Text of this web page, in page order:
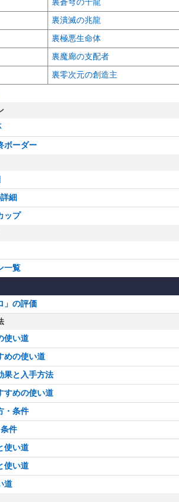
裏潰滅の兆龍
裏極悪生命体
裏魔廊の支配者
裏零次元の創造主
ボーダー
細
ップ
一覧
」の評価
使い道
めの使い道
果と入手方法
すめの使い道
・条件
件
使い道
使い道
道